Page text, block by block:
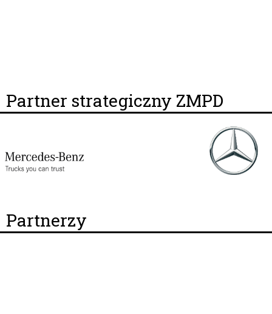
Partner strategiczny ZMPD
Partnerzy